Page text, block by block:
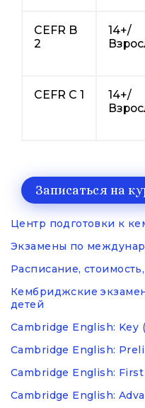
CEFR B
2
14+/
CEFR C 1
14+/
Записаться на
Центр подготовки к
Экзамены по
Расписание,
Кембриджские
детей
Cambridge English: Key
Cambridge English:
Cambridge English: First
Cambridge English: